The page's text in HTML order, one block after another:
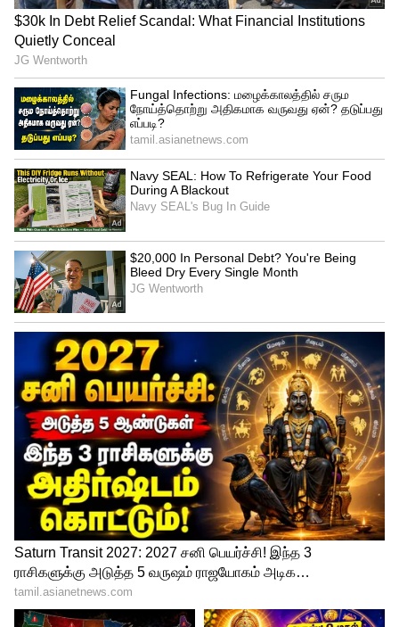
அவசியம் கடைபிடிக்க வேண்டிய 7
மேஜிக் பழக்கங்கள்
office tips ஆபீஸில் கண்டிப்பாக
மற்றவர்களிடம் பகிரக் கூடாத 'டாப் 6'
ரகசியங்கள்
3
5
Image Credit : Getty
சொந்தமாக டி-ஷர்ட் பிராண்ட் ஆரம்பிங்க:
உங்களிடம் டி-ஷர்ட் ஸ்டாக் இருக்க
வேண்டிய அவசியமே இல்லை. கூலான
தமிழ் கவிதைகள் அல்லது மீம்ஸ்
வசனங்களை டிசைன் செய்து, 'Teeshopper'
அல்லது 'Printrove' போன்ற தளங்களில்
அப்லோட் செய்தால் போதும். ஆர்டர்
வந்தால் அவர்களே பிரிண்ட் செய்து
டெலிவரி செய்து விடுவார்கள். உங்களுக்கு
கமிஷன் பணம் வீடு தேடி வரும்!